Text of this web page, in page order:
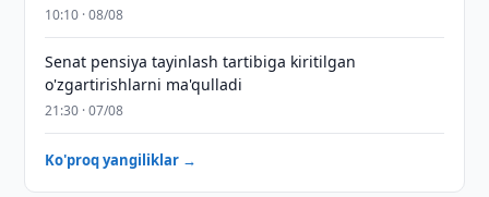
10:10 · 08/08
Senat pensiya tayinlash tartibiga kiritilgan
o'zgartirishlarni ma'qulladi
21:30 · 07/08
Ko'proq yangiliklar →